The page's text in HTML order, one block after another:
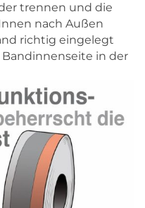
trennen und die
nach Außen
richtig eingelegt
in der